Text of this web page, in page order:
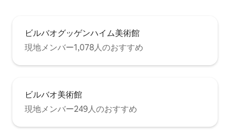
ビルバオグッゲンハイム美術館
現地メンバー1,078人のおすすめ
ビルバオ美術館
現地メンバー249人のおすすめ